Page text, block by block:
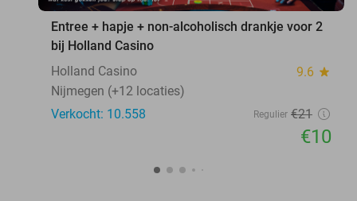
Entree + hapje + non-alcoholisch drankje voor 2
bij Holland Casino
Holland Casino
9.6 star
Nijmegen (+12 locaties)
Verkocht: 10.558
Regulier €21
€10